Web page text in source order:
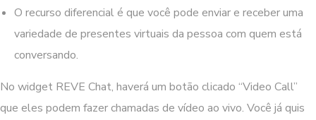
O recurso diferencial é que você pode enviar e receber uma
variedade de presentes virtuais da pessoa com quem está
conversando.
No widget REVE Chat, haverá um botão clicado “Video Call”
que eles podem fazer chamadas de vídeo ao vivo. Você já quis